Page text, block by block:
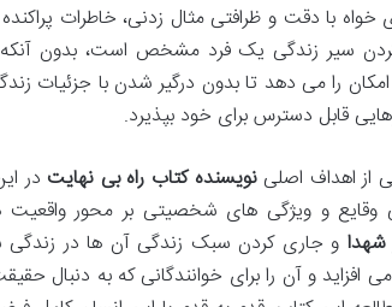
با دقت و ظرافتی مثال زدنی، خاطرات
سیر زندگی یک فرد مشخص است، بدون آنکه
را می دهد تا بدون درگیر شدن با جزئیات
قابل دسترس برای خود بپذیرد.
از اهداف اصلینویسنده کتاب راه بی نهایت در
و ویژگی های شخصیتی بر محور
شهدا و جاری کردن سبک زندگی آن ها در
می افزاید و آن را برای خوانندگانی که به دنبال